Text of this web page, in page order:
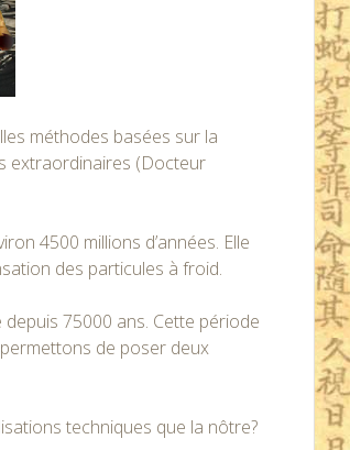
méthodes basées sur la
extraordinaires (Docteur
4500 millions d’années. Elle
des particules à froid.
depuis 75000 ans. Cette période
de poser deux
techniques que la nôtre?